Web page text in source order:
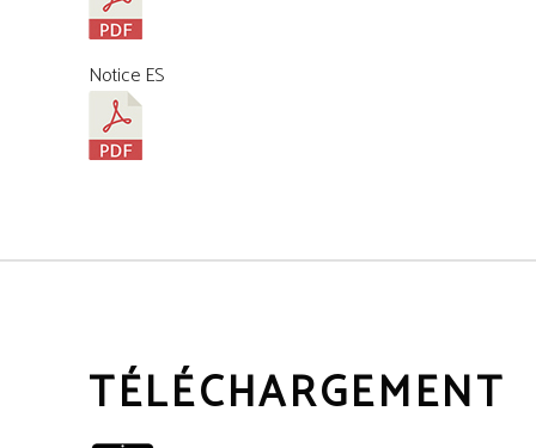
Notice ES
TÉLÉCHARGEMENT